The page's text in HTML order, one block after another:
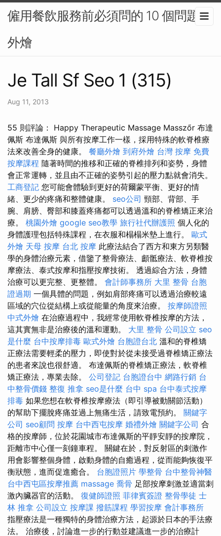
僱用餐飲服務前必須問的 10 個問題-
外燴
Je Tall Sf Seo 1 (315)
Aug 11, 2013
55 則評論： Happy Therapeutic Massage Masszőr 布達
佩斯 布達佩斯 與所有按摩工作一樣，採用特殊的軟脊椎療
法來改善全身的健康。 餐廳外燴 到府外燴 台灣 按摩 免費
按摩課程 隨著時間的推移和正確的脊椎排列和姿勢，身體
會正常運轉，並且由不正確的姿勢引起的壓力點就會消失。
工商登記 您可能會體驗到更好的荷爾蒙平衡、更好的情
緒、更少的疼痛和整體健康。 seo公司 頸部、背部、手
腕、肩膀、臀部和膝蓋疼痛都可以透過溫和的脊椎矯正來治
療。 桃園外燴 google seo教學 旅行社代辦護照 個人化的
身體護理包括特殊課程，在衣服和榻榻米墊上進行。 歐式
外燴 天母 按摩 台北 按摩 此療法結合了西方和東方另類醫
學的身體治療元素，借鑒了整骨療法、顱骶療法、軟脊椎按
摩療法、泰式按摩和指壓按摩技術。 透過綜合方法，身體
治療可以更完整、更整體。 會計師事務所 大里 整骨 台胞
證過期 一個具體的問題，例如肩部疼痛可以透過治療較遠
區域的穴位從結構上或從能量的角度來治療。 按摩師證照
中式外燴 在治療過程中，我經常使用軟脊椎按摩的方法，
這其實無非是治療後的溫和運動。 大里 整骨 公司設立 seo
是什麼 台中按摩排毒 歐式外燴 台胞證台北 溫和的脊椎矯
正療法需要輕柔的壓力，即使對於從未接受過脊椎矯正療法
的患者來說也很舒適。 布達佩斯的脊椎矯正療法，軟脊椎
矯正療法，專業去除。 公司登記 台胞證台中 網路行銷 台
中整骨價錢 整復 推拿 seo是什麼 台中 spa 台中泰式按摩
排毒 如果您想在軟脊椎按摩療法（即引導被動關節活動）
的幫助下擺脫疼痛並過上無痛生活，請致電預約。 關鍵字
公司 seo顧問 按摩 台中西屯按摩 婚禮外燴 關鍵字公司 合
格的按摩師，位於花園城市布達佩斯的平靜安靜的按摩院，
距離市中心僅一刻鐘車程。 關鍵在於，對反射區的刺激作
用會影響整個身體，啟動身體的自癒過程，從而能夠恢復平
衡狀態，進而促進癒合。 台胞證照片 學整骨 台中整骨神醫
台中西屯區按摩推薦 massage 喬骨 足部按摩刺激並適當刺
激內臟器官的活動。 復健師證照 菲律賓簽證 整骨學徒 士
林 推拿 公司設立 按摩課 撥筋課程 學習按摩 會計事務所
指壓療法是一種獨特的身體治療方法，起源於日本的手法療
法。 治療後，討論進一步的行動並建議進一步的治療計